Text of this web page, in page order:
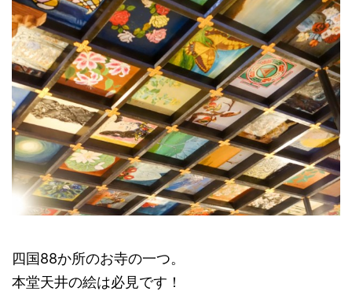
四国88か所のお寺の一つ。
本堂天井の絵は必見です！